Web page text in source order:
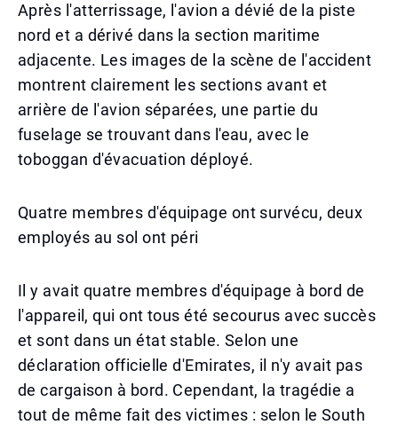
Après l'atterrissage, l'avion a dévié de la piste
nord et a dérivé dans la section maritime
adjacente. Les images de la scène de l'accident
montrent clairement les sections avant et
arrière de l'avion séparées, une partie du
fuselage se trouvant dans l'eau, avec le
toboggan d'évacuation déployé.
Quatre membres d'équipage ont survécu, deux
employés au sol ont péri
Il y avait quatre membres d'équipage à bord de
l'appareil, qui ont tous été secourus avec succès
et sont dans un état stable. Selon une
déclaration officielle d'Emirates, il n'y avait pas
de cargaison à bord. Cependant, la tragédie a
tout de même fait des victimes : selon le South